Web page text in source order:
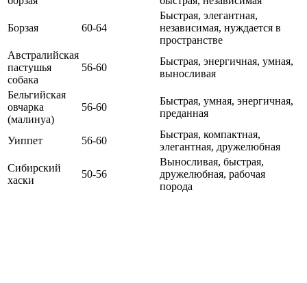
Борзая 60-64
Быстрая, элегантная,
независимая, нуждается в
пространстве
Австралийская
пастушья
собака
56-60
Быстрая, энергичная, умная,
выносливая
Бельгийская
овчарка
(малинуа)
56-60
Быстрая, умная, энергичная,
преданная
Уиппет 56-60
Быстрая, компактная,
элегантная, дружелюбная
Сибирский
хаски
50-56
Выносливая, быстрая,
дружелюбная, рабочая
порода